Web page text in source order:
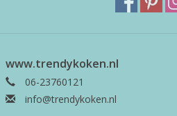
www.trendykoken.nl
06-23760121
info@trendykoken.nl